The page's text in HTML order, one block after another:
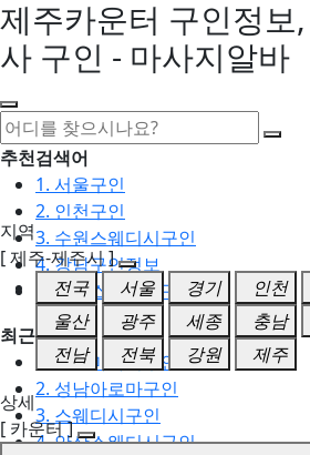
제주카운터 구인정보
사 구인 - 마사지알바
추천검색어
1. 서울구인
2. 인천구인
3. 수원스웨디시구인
4. 강남구인정보
5. 동탄스웨디시구인
최근검색어
1. 일산마사지구인
2. 성남아로마구인
3. 스웨디시구인
4. 안산스웨디시구인
지역
[ 제주-제주시 ]
전국
서울 경기 인천
울산
광주 세종 충남
전남
전북 강원
제주
상세
[ 카운터 ]